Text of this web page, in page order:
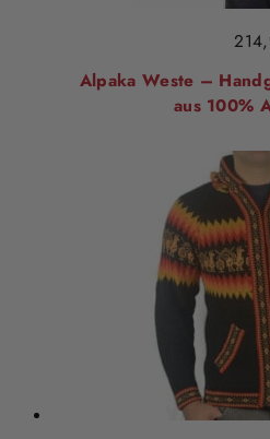
Alpaka Weste –
aus 100%